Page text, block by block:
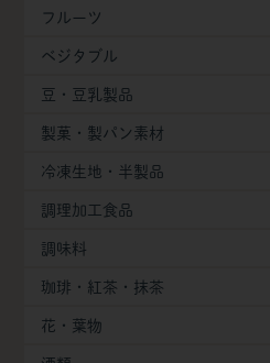
フルーツ
ベジタブル
豆・豆乳製品
製菓・製パン素材
冷凍生地・半製品
調理加工食品
調味料
珈琲・紅茶・抹茶
花・葉物